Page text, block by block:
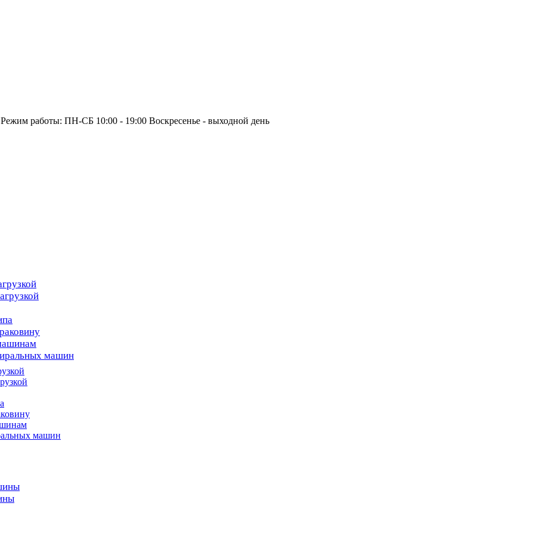
работы: ПН-СБ 10:00 - 19:00 Воскресенье - выходной день
машин
машин